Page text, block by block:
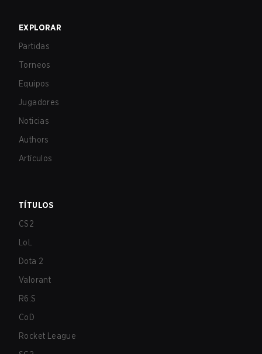
EXPLORAR
Partidas
Torneos
Equipos
Jugadores
Noticias
Authors
Artículos
TÍTULOS
CS2
LoL
Dota 2
Valorant
R6:S
CoD
Rocket League